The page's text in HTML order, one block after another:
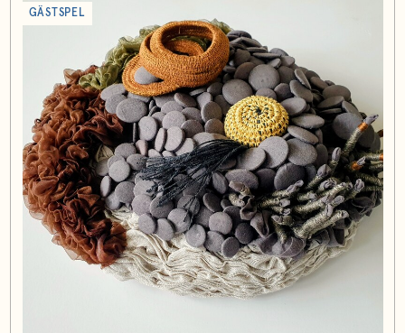
GÄSTSPEL